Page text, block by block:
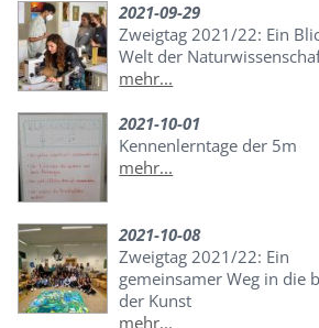
2021-09-29
Zweigtag 2021/22: Ein
Welt der
mehr...
2021-10-01
Kennenlerntage der 5m
mehr...
2021-10-08
Zweigtag 2021/22: Ein
gemeinsamer Weg in die
der Kunst
mehr...